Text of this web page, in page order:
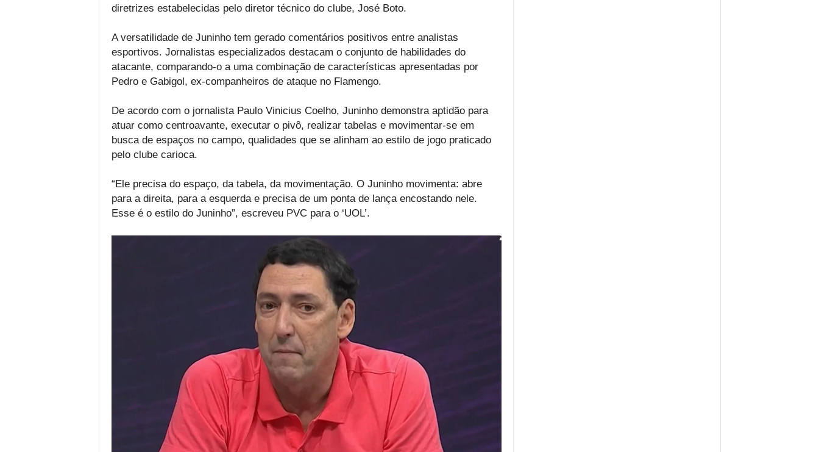
diretrizes estabelecidas pelo diretor técnico do clube, José Boto.
A versatilidade de Juninho tem gerado comentários positivos entre analistas
esportivos. Jornalistas especializados destacam o conjunto de habilidades do
atacante, comparando-o a uma combinação de características apresentadas por
Pedro e Gabigol, ex-companheiros de ataque no Flamengo.
De acordo com o jornalista Paulo Vinicius Coelho, Juninho demonstra aptidão para
atuar como centroavante, executar o pivô, realizar tabelas e movimentar-se em
busca de espaços no campo, qualidades que se alinham ao estilo de jogo praticado
pelo clube carioca.
“Ele precisa do espaço, da tabela, da movimentação. O Juninho movimenta: abre
para a direita, para a esquerda e precisa de um ponta de lança encostando nele.
Esse é o estilo do Juninho”, escreveu PVC para o ‘UOL’.